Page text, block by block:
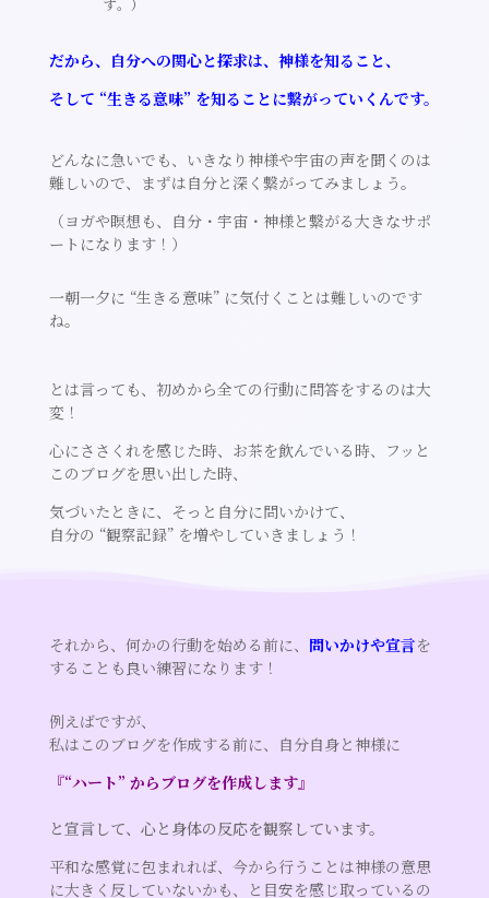
だから、自分への関心と探求は、神様を知ること、
そして “生きる意味” を知ることに繋がっていくんです。
どんなに急いでも、いきなり神様や宇宙の声を聞くのは
難しいので、まずは自分と深く繋がってみましょう。
（ヨガや瞑想も、自分・宇宙・神様と繋がる大きなサポ
ートになります！）
一朝一夕に “生きる意味” に気付くことは難しいのです
ね。
とは言っても、初めから全ての行動に問答をするのは大
変！
心にささくれを感じた時、お茶を飲んでいる時、フッと
このブログを思い出した時、
気づいたときに、そっと自分に問いかけて、
自分の “観察記録” を増やしていきましょう！
それから、何かの行動を始める前に、 問いかけや宣言を
することも良い練習になります！
例えばですが、
私はこのブログを作成する前に、自分自身と神様に
『“ハート” からブログを作成します』
と宣言して、心と身体の反応を観察しています。
平和な感覚に包まれれば、今から行うことは神様の意思
に大きく反していないかも、と目安を感じ取っているの